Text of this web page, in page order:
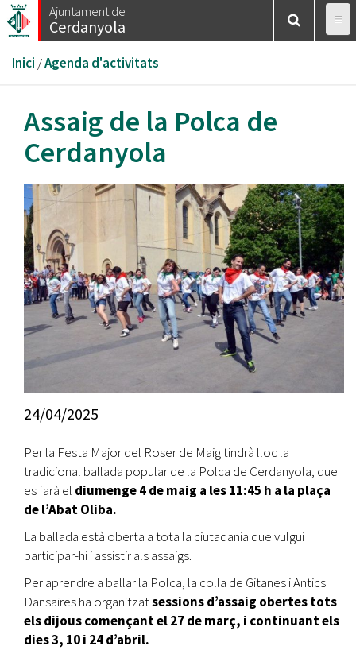
Vés
al
Ajuntament de
Cerdanyola
Esteu
aquí
Inici /Agenda d'activitats
Assaig de la Polca de
Cerdanyola
24/04/2025
Per la Festa Major del Roser de Maig tindrà lloc la
tradicional ballada popular de la Polca de Cerdanyola, que
es farà el diumenge 4 de maig a les 11:45 h a la plaça
de l’Abat Oliba.
La ballada està oberta a tota la ciutadania que vulgui
participar-hi i assistir als assaigs.
Per aprendre a ballar la Polca, la colla de Gitanes i Antics
Dansaires ha organitzatsessions d’assaig obertes tots
els dijous començant el 27 de març, i continuant els
dies 3, 10 i 24 d’abril.